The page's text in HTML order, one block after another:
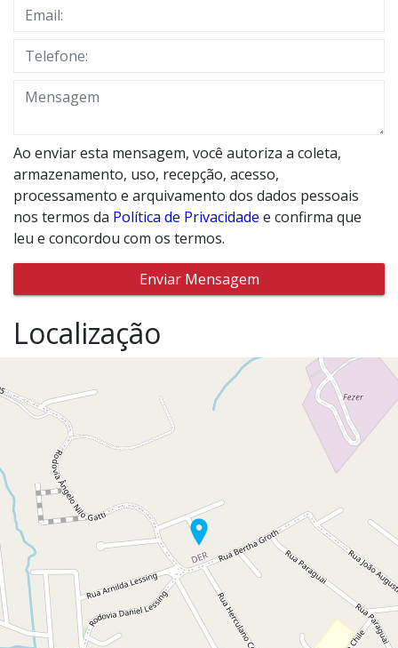
Ao enviar esta mensagem, você autoriza a coleta,
armazenamento, uso, recepção, acesso,
processamento e arquivamento dos dados pessoais
nos termos da Política de Privacidade e confirma que
leu e concordou com os termos.
Enviar Mensagem
Localização